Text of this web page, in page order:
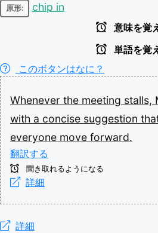
原形: chip in
意味を覚
単語を覚
このボタンはなに？
Whenever the meeting stalls,
with a concise suggestion
everyone move forward.
翻訳する
聞き取れるようになる
詳細
詳細